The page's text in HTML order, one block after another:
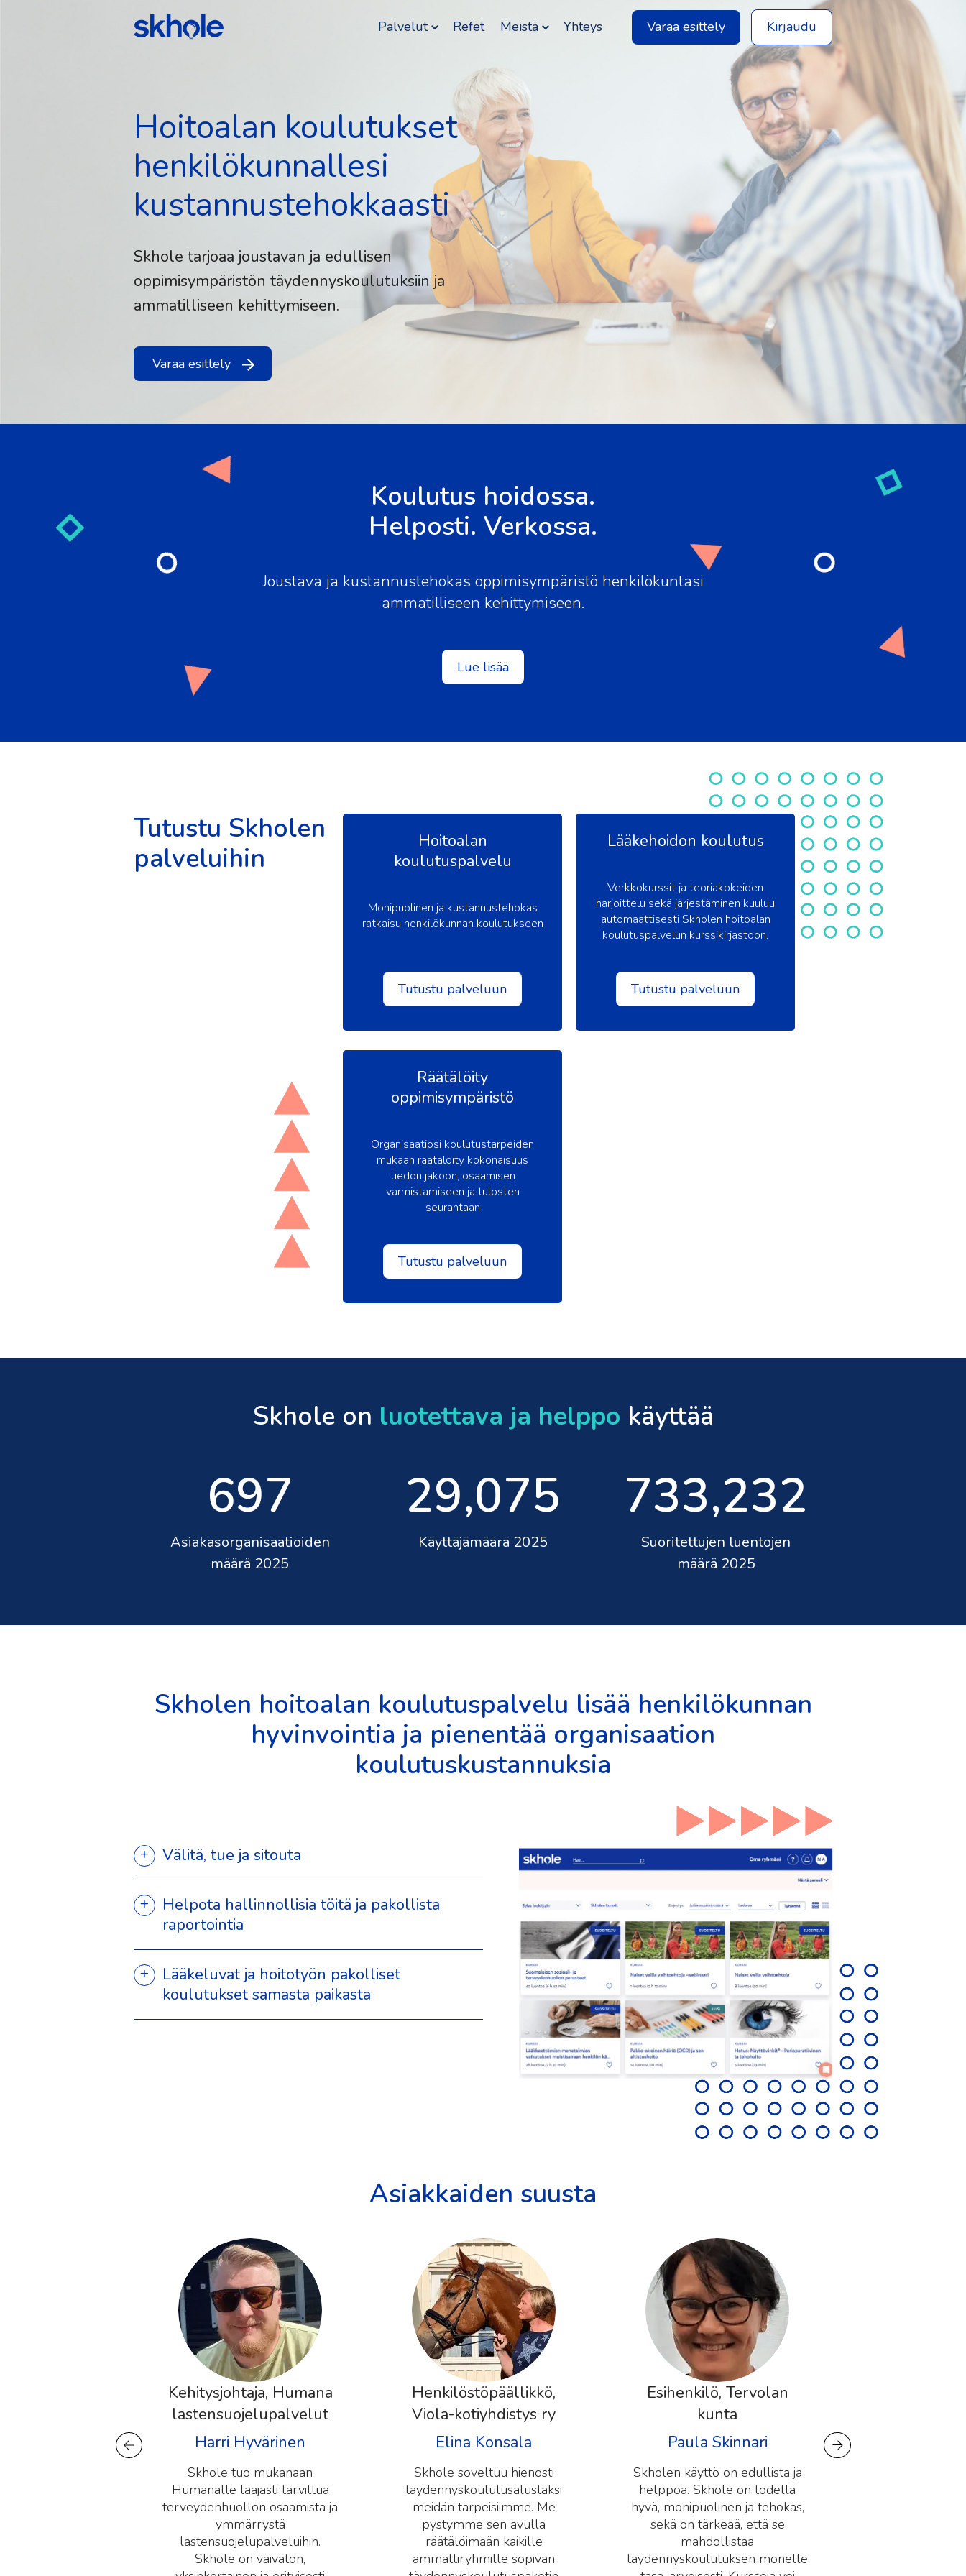
Palvelut Refet Meistä Yhteys Varaa esittely Kirjaudu
Hoitoalan koulutukset
henkilökunnallesi
kustannustehokkaasti
Skhole tarjoaa joustavan ja edullisen
oppimisympäristön täydennyskoulutuksiin ja
ammatilliseen kehittymiseen.
Varaa esittely
Koulutus hoidossa.
Helposti. Verkossa.
Joustava ja kustannustehokas oppimisympäristö henkilökuntasi
ammatilliseen kehittymiseen.
Lue lisää
Tutustu Skholen
palveluihin
Hoitoalan
koulutuspalvelu
Monipuolinen ja kustannustehokas
ratkaisu henkilökunnan koulutukseen
Tutustu palveluun
Lääkehoidon koulutus
Verkkokurssit ja teoriakokeiden
harjoittelu sekä järjestäminen kuuluu
automaattisesti Skholen hoitoalan
koulutuspalvelun kurssikirjastoon.
Tutustu palveluun
Räätälöity
oppimisympäristö
Organisaatiosi koulutustarpeiden
mukaan räätälöity kokonaisuus
tiedon jakoon, osaamisen
varmistamiseen ja tulosten
seurantaan
Tutustu palveluun
Skhole on luotettava ja helppo käyttää
697
Asiakasorganisaatioiden
määrä 2025
29,075
Käyttäjämäärä 2025
733,232
Suoritettujen luentojen
määrä 2025
Skholen hoitoalan koulutuspalvelu lisää henkilökunnan
hyvinvointia ja pienentää organisaation
koulutuskustannuksia
Välitä, tue ja sitouta
Helpota hallinnollisia töitä ja pakollista
raportointia
Lääkeluvat ja hoitotyön pakolliset
koulutukset samasta paikasta
Asiakkaiden suusta
Kehitysjohtaja, Humana
lastensuojelupalvelut
Harri Hyvärinen
Skhole tuo mukanaan
Humanalle laajasti tarvittua
terveydenhuollon osaamista ja
lastensuojelupalveluihin.
Henkilöstöpäällikkö,
Viola-kotiyhdistys ry
Skhole soveltuu hienosti
täydennyskoulutusalustaksi
meidän tarpeisiimme. Me
pystymme sen avulla
räätälöimään kaikille
ammattiryhmille sopivan
Esihenkilö, Tervolan
Skholen käyttö on edullista ja
helppoa. Skhole on todella
hyvä, monipuolinen ja tehokas,
sekä on tärkeää, että se
täydennyskoulutuksen monelle
Operatiivinen johtaja,
Hanna Määttä
Skholen avulla Humana pystyy
tarjoamaan asumispalveluiden
henkilöstölleen tasavertaiset
koulutusmahdollisuudet missä,
Tämänmuotoinen opiskelu on